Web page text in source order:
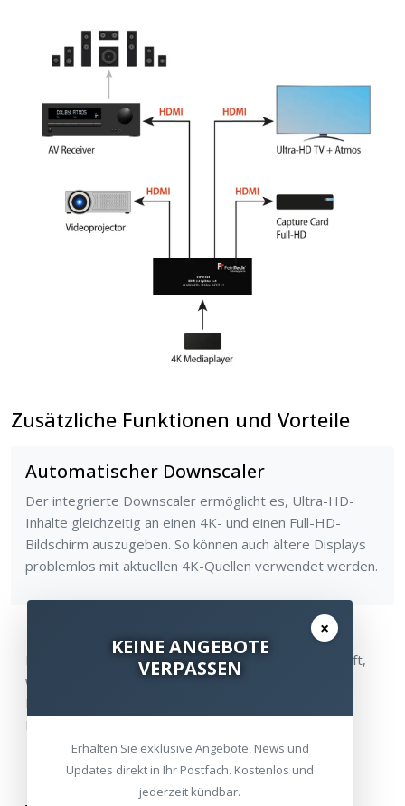
Zusätzliche Funktionen und Vorteile
Automatischer Downscaler
Der integrierte Downscaler ermöglicht es, Ultra-HD-
Inhalte gleichzeitig an einen 4K- und einen Full-HD-
Bildschirm auszugeben. So können auch ältere Displays
problemlos mit aktuellen 4K-Quellen verwendet werden.
HDMI-CEC wird zum HDMI-Ausgang 1 durchgeschleift,
was die Steuerung kompatibler Geräte über Ihre
Fernbedienung ermöglicht. Bitte beachten Sie, dass
HDMI-ARC nicht unterstützt wird.
×
KEINE ANGEBOTE
VERPASSEN
Erhalten Sie exklusive Angebote, News und
Updates direkt in Ihr Postfach. Kostenlos und
jederzeit kündbar.